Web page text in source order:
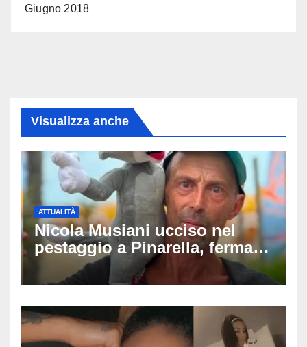
Giugno 2018
Visualizza anche
ATTUALITÀ
Nicola Musiani ucciso nel
pestaggio a Pinarella, fermati
quattro giovani: la svolta
dopo video, intercettazioni e